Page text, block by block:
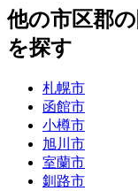
他の市区郡の
を探す
札幌市
函館市
小樽市
旭川市
室蘭市
釧路市